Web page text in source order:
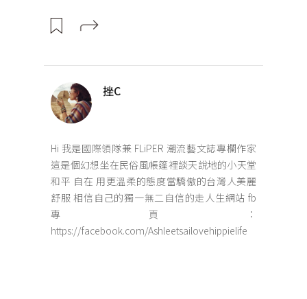
挫C
Hi 我是國際領隊兼 FLiPER 潮流藝文誌專欄作家
這是個幻想坐在民俗風帳篷裡談天說地的小天堂
和平 自在 用更溫柔的態度當驕傲的台灣人美麗
舒服 相信自己的獨一無二自信的走人生網站 fb
專頁：
https://facebook.com/Ashleetsailovehippielife